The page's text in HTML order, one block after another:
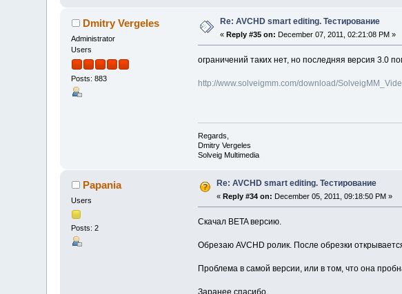
Dmitry Vergeles
Administrator
Users
Posts: 883
Re: AVCHD smart editing. Тестирование
«Reply #35 on: December 07, 2011, 02:21:08 PM »
ограничений таких нет, но последняя версия 3.0
http://www.solveigmm.com/download/
Regards,
Dmitry Vergeles
Solveig Multimedia
Papania
Users
Posts: 2
Re: AVCHD smart editing. Тестирование
«Reply #34 on: December 05, 2011, 09:18:50 PM »
Скачал BETA версию.
Обрезаю AVCHD ролик. После обрезки
Проблема в самой версии, или в том, что она
Заранее спасибо.